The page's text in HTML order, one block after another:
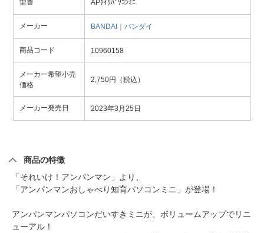
型番 APﾁｲｸﾊﾟｿｺﾝﾐﾆ
メーカー BANDAI｜バンダイ
商品コード 10960158
メーカー希望小売
価格
2,750円（税込）
メーカー発売日 2023年3月25日
商品の特徴
「それいけ！アンパンマン」より、
「アンパンマンおしゃべり知育パソコンミニ」が登場！
アンパンマンパソコンだいすきミニが、ボリュームアップでリニ
ューアル！